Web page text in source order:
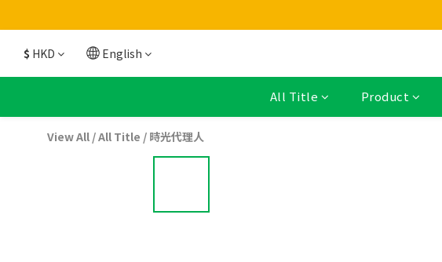
$ HKD English
All Title Product
View All /All Title / 時光代理人